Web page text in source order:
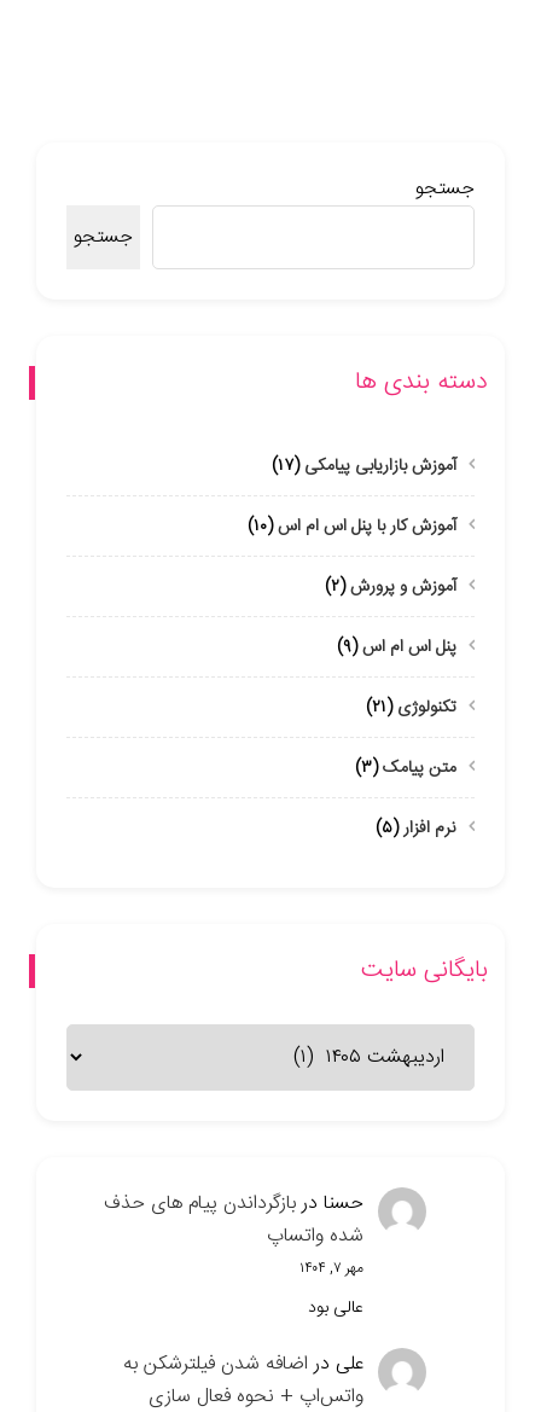
جستجو
جستجو
دسته بندی ها
آموزش بازاریابی پیامکی(۱۷)
آموزش کار با پنل اس ام اس(۱۰)
آموزش و پرورش(۲)
پنل اس ام اس(۹)
تکنولوژی(۲۱)
متن پیامک(۳)
نرم افزار(۵)
بایگانی سایت
بایگانی
سایت
حسنا دربازگرداندن پیام های حذف
شده واتساپ
مهر ۷, ۱۴۰۴
عالی بود
علی دراضافه شدن فیلترشکن به
واتس‌اپ + نحوه فعال سازی